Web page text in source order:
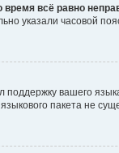
всё равно
указали часовой
поддержку вашего
языкового пакета не